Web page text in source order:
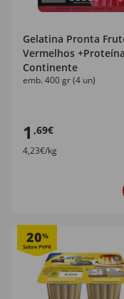
Gelatina Pronta
Vermelhos +Proteína
Continente
emb. 400 gr (4 un)
1 ,69€
4,23€/kg
20%